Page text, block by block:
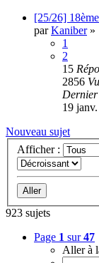
[25/26]
parKaniber»
1
2
15
2856
Dernier
19
Nouveau sujet
Afficher :
923 sujets
Page 1 sur47
Aller à